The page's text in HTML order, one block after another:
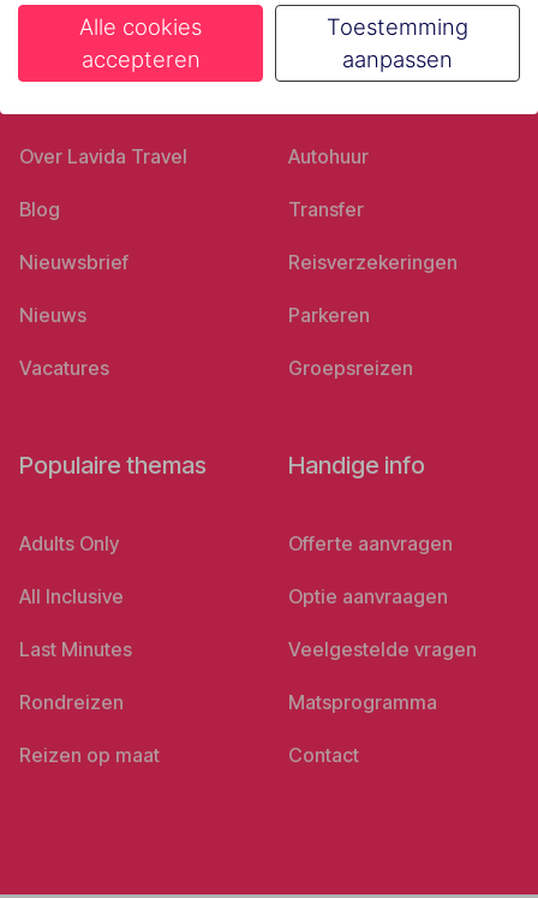
Ons bedrijf
Over Lavida Travel
Blog
Nieuwsbrief
Nieuws
Vacatures
Goed voorbereid
Autohuur
Transfer
Reisverzekeringen
Parkeren
Groepsreizen
Populaire themas
Adults Only
All Inclusive
Last Minutes
Rondreizen
Reizen op maat
Handige info
Offerte aanvragen
Optie aanvraagen
Veelgestelde vragen
Matsprogramma
Contact
Alle cookies
accepteren
Toestemming
aanpassen